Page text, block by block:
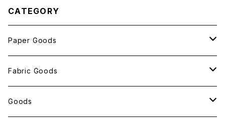
CATEGORY
Paper Goods
おしゃれ紙
ポストカード
Fabric Goods
ポーチ
Goods